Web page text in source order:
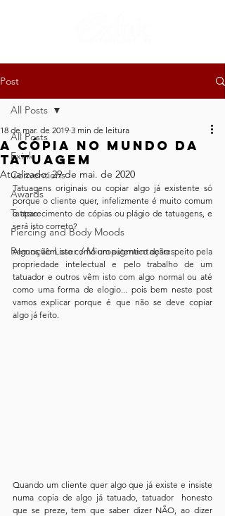
Post
All Posts
Exink
Conventions
Awards
Tattoo
Piercing and Body Moods
Remoção Laser / Micropigmentação
All Posts
A cópia no Mundo da
Tatuagem
18 de mar. de 2019 3 min de leitura
Atualizado:29 de mai. de 2020
Tatuagens originais ou copiar algo já existente só
porque o cliente quer, infelizmente é muito comum
o aparecimento de cópias ou plágio de tatuagens, e
será isto correto?
Alguns vêm isto como um autentico desrespeito pela
propriedade intelectual e pelo trabalho de um
tatuador e outros vêm isto com algo normal ou até
como uma forma de elogio... pois bem neste post
vamos explicar porque é que não se deve copiar
algo já feito.
Quando um cliente quer algo que já existe e insiste
numa copia de algo já tatuado, tatuador  honesto
que se preze, tem que saber dizer NÃO, ao dizer